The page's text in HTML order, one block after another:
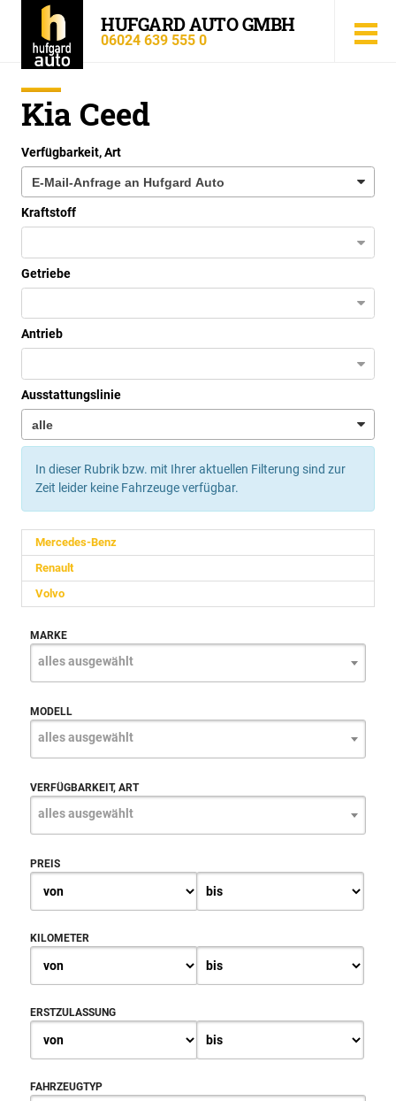
HUFGARD AUTO GMBH
06024 639 555 0
Kia Ceed
Verfügbarkeit, Art
Kraftstoff
Getriebe
Antrieb
Ausstattungslinie
In dieser Rubrik bzw. mit Ihrer aktuellen Filterung sind zur
Zeit leider keine Fahrzeuge verfügbar.
Mercedes-Benz
Renault
Volvo
MARKE
alles ausgewählt
MODELL
alles ausgewählt
VERFÜGBARKEIT, ART
alles ausgewählt
PREIS
KILOMETER
ERSTZULASSUNG
FAHRZEUGTYP